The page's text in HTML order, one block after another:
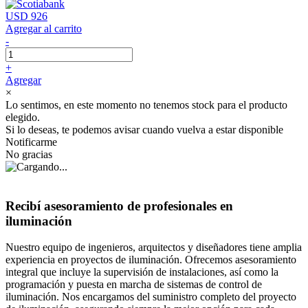
USD 926
Agregar al carrito
-
+
Agregar
×
Lo sentimos, en este momento no tenemos stock para el producto
elegido.
Si lo deseas, te podemos avisar cuando vuelva a estar disponible
Notificarme
No gracias
Recibí asesoramiento de profesionales en
iluminación
Nuestro equipo de ingenieros, arquitectos y diseñadores tiene amplia
experiencia en proyectos de iluminación. Ofrecemos asesoramiento
integral que incluye la supervisión de instalaciones, así como la
programación y puesta en marcha de sistemas de control de
iluminación. Nos encargamos del suministro completo del proyecto